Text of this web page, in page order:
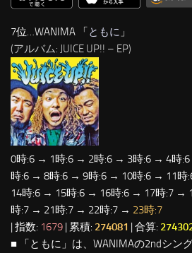
7位…WANIMA 「ともに 」
(アルバム: JUICE UP!! – EP)
0時:6 → 1時:6 → 2時:6 → 3時:6 → 4時
時:6 → 8時:6 → 9時:6 → 10時:6 → 11
14時:6 → 15時:6 → 16時:6 → 17時:7 →
時:7 → 21時:7 → 22時:7 → 23時:7
| 指数: 1679 | 累積: 274081 | 合算:
■ 「ともに」は、WANIMAの2ndシン